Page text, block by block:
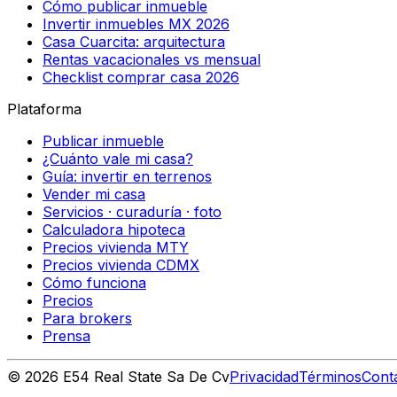
Cómo publicar inmueble
Invertir inmuebles MX 2026
Casa Cuarcita: arquitectura
Rentas vacacionales vs mensual
Checklist comprar casa 2026
Plataforma
Publicar inmueble
¿Cuánto vale mi casa?
Guía: invertir en terrenos
Vender mi casa
Servicios · curaduría · foto
Calculadora hipoteca
Precios vivienda MTY
Precios vivienda CDMX
Cómo funciona
Precios
Para brokers
Prensa
© 2026 E54 Real State Sa De CvPrivacidadTérminos